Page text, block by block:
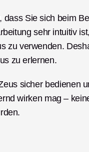
Sie sich beim
sehr intuitiv
zu verwenden.
zu erlernen.
sicher bedienen
wirken mag –